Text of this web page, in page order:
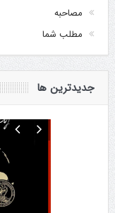
مصاحبه
مطلب شما
جدیدترین ها